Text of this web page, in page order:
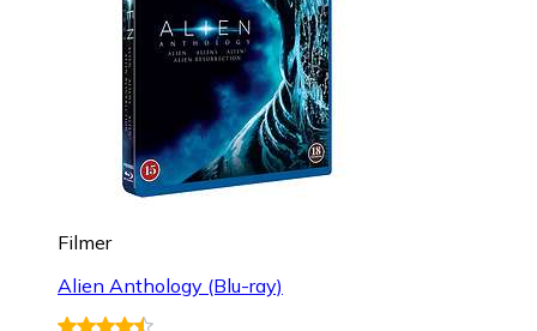
Filmer
Alien Anthology (Blu-ray)